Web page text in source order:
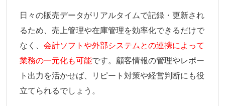
日々の販売データがリアルタイムで記録・更新され
るため、売上管理や在庫管理を効率化できるだけで
なく、会計ソフトや外部システムとの連携によって
業務の一元化も可能です。顧客情報の管理やレポー
ト出力を活かせば、リピート対策や経営判断にも役
立てられるでしょう。